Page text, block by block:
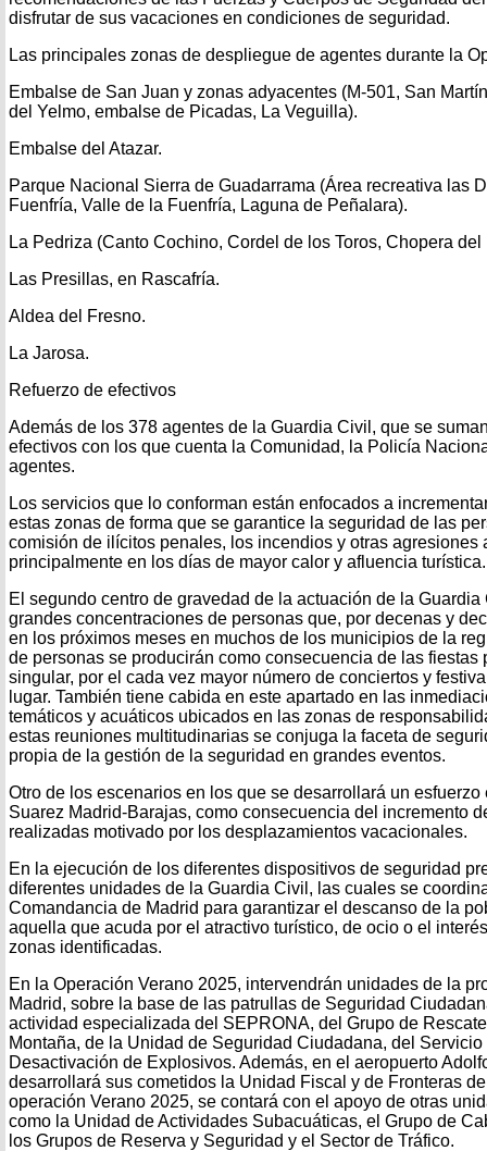
disfrutar de sus vacaciones en condiciones de seguridad.
Las principales zonas de despliegue de agentes durante la
Embalse de San Juan y zonas adyacentes (M-501, San
del Yelmo, embalse de Picadas, La Veguilla).
Embalse del Atazar.
Parque Nacional Sierra de Guadarrama (Área recreativa las
Fuenfría, Valle de la Fuenfría, Laguna de Peñalara).
La Pedriza (Canto Cochino, Cordel de los Toros, Chopera
Las Presillas, en Rascafría.
Aldea del Fresno.
La Jarosa.
Refuerzo de efectivos
Además de los 378 agentes de la Guardia Civil, que se
efectivos con los que cuenta la Comunidad, la Policía
agentes.
Los servicios que lo conforman están enfocados a
estas zonas de forma que se garantice la seguridad de las
comisión de ilícitos penales, los incendios y otras agresiones
principalmente en los días de mayor calor y afluencia turística.
El segundo centro de gravedad de la actuación de la
grandes concentraciones de personas que, por decenas y
en los próximos meses en muchos de los municipios de la
de personas se producirán como consecuencia de las fiestas
singular, por el cada vez mayor número de conciertos y
lugar. También tiene cabida en este apartado en las
temáticos y acuáticos ubicados en las zonas de
estas reuniones multitudinarias se conjuga la faceta de
propia de la gestión de la seguridad en grandes eventos.
Otro de los escenarios en los que se desarrollará un
Suarez Madrid-Barajas, como consecuencia del incremento
realizadas motivado por los desplazamientos vacacionales.
En la ejecución de los diferentes dispositivos de seguridad
diferentes unidades de la Guardia Civil, las cuales se
Comandancia de Madrid para garantizar el descanso de la
aquella que acuda por el atractivo turístico, de ocio o el
zonas identificadas.
En la Operación Verano 2025, intervendrán unidades de la
Madrid, sobre la base de las patrullas de Seguridad
actividad especializada del SEPRONA, del Grupo de
Montaña, de la Unidad de Seguridad Ciudadana, del
Desactivación de Explosivos. Además, en el aeropuerto
desarrollará sus cometidos la Unidad Fiscal y de Fronteras
operación Verano 2025, se contará con el apoyo de otras
como la Unidad de Actividades Subacuáticas, el Grupo de
los Grupos de Reserva y Seguridad y el Sector de Tráfico.